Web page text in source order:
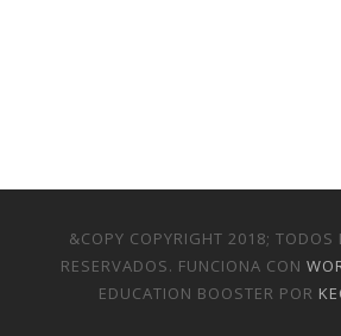
&COPY COPYRIGHT 2018; TODOS
RESERVADOS. FUNCIONA CON
EDUCATION BOOSTER POR